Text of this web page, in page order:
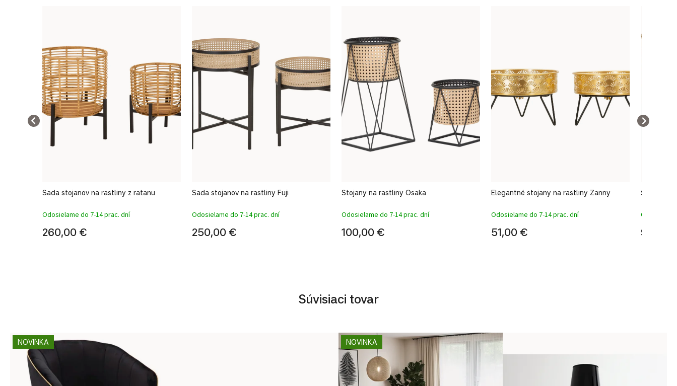
Sada stojanov na rastliny z ratanu
Odosielame do 7-14 prac. dní
260,00 €
Sada stojanov na rastliny Fuji
Odosielame do 7-14 prac. dní
250,00 €
Stojany na rastliny Osaka
Odosielame do 7-14 prac. dní
100,00 €
Elegantné stojany na rastliny Zanny
Odosielame do 7-14 prac. dní
51,00 €
Štýlové
96,00
Súvisiaci tovar
NOVINKA NOVINKA